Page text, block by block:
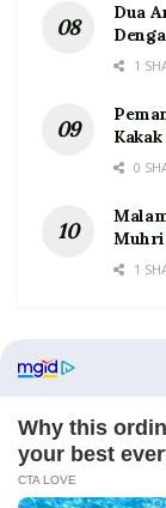
Dua
1
0
1
Home Tentang